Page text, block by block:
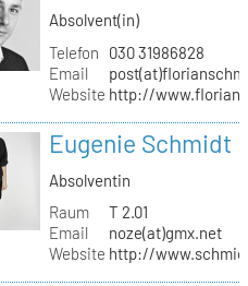
Absolvent(in)
Telefon
030 31986828
Email
Website http://
Eugenie Schmidt
Absolventin
Raum
T 2.01
Email
noze(at)gmx.net
Website http://